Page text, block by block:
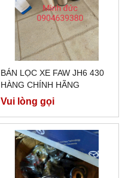
BÁN LỌC XE FAW JH6 430
HÀNG CHÍNH HÃNG
Vui lòng gọi